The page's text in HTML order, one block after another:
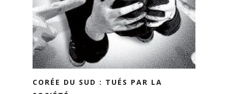
CORÉE DU SUD : TUÉS PAR LA